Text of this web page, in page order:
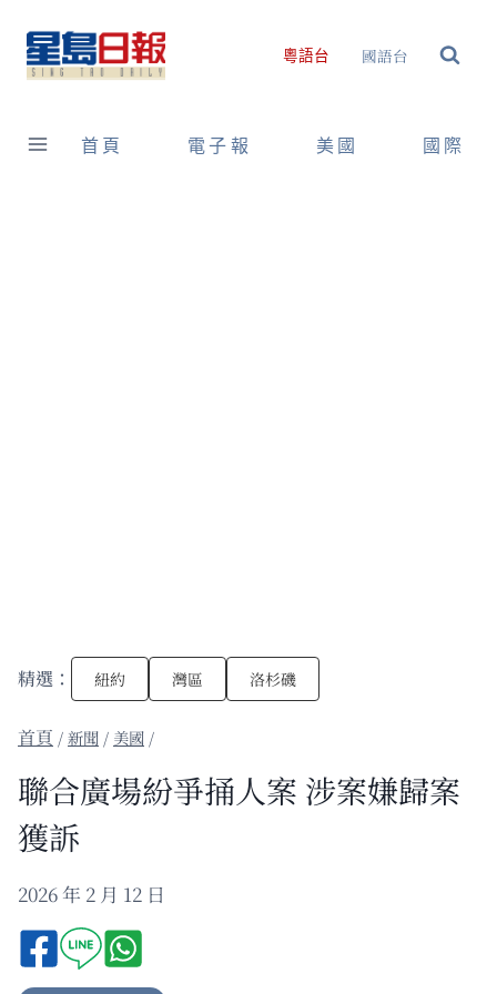
content
粵語台 國語台
首頁 電子報 美國 國際
精選： 紐約 灣區 洛杉磯
/新聞 / 美國 /
聯合廣場紛爭捅人案 涉案嫌歸案
獲訴
2026 年 2 月 12 日